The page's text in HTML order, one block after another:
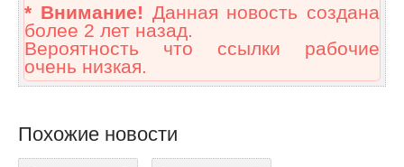
* Внимание! Данная новость создана
более 2 лет назад.
Вероятность что ссылки рабочие
очень низкая.
Похожие новости